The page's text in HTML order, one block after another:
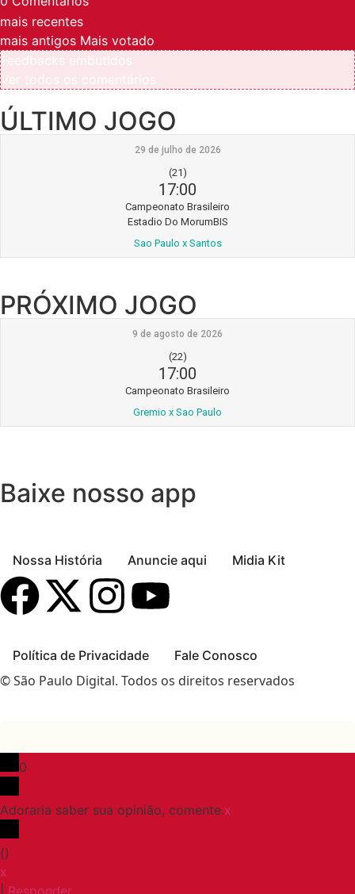
mais recentes
mais antigos Mais votado
ÚLTIMO JOGO
29 de julho de 2026
(21)
17:00
Campeonato Brasileiro
Estadio Do MorumBIS
Sao Paulo x Santos
PRÓXIMO JOGO
9 de agosto de 2026
(22)
17:00
Campeonato Brasileiro
Gremio x Sao Paulo
Baixe nosso app
Nossa História Anuncie aqui Midia Kit
Política de Privacidade Fale Conosco
© São Paulo Digital. Todos os direitos reservados
0
Adoraria saber sua opinião, comente.x
()
x
Responder